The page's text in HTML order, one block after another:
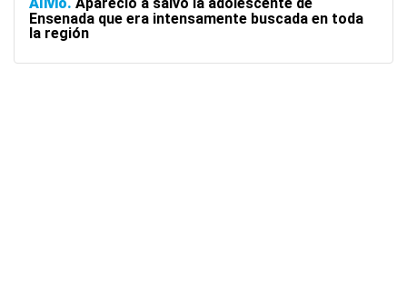
Ensenada que era intensamente buscada en toda
la región